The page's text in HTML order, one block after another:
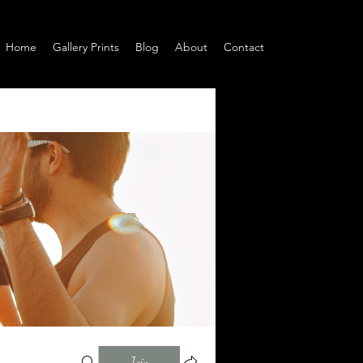
Home Gallery Prints Blog About Contact